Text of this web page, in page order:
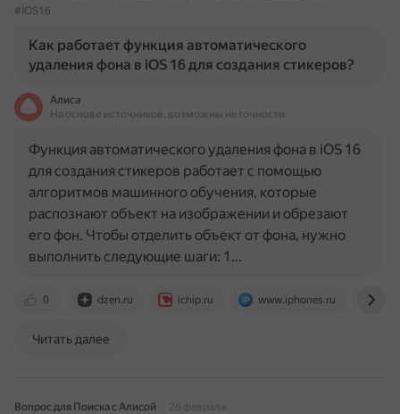
#IOS16
Как работает функция автоматического
удаления фона в iOS 16 для создания стикеров?
Алиса
На основе источников, возможны неточности
0 dzen.ru ichip.ru www.iphones.ru
Функция автоматического удаления фона в iOS 16
для создания стикеров работает с помощью
алгоритмов машинного обучения, которые
распознают объект на изображении и обрезают
его фон. Чтобы отделить объект от фона, нужно
выполнить следующие шаги: 1…
Читать далее
Вопрос для Поиска с Алисой
26 февраля